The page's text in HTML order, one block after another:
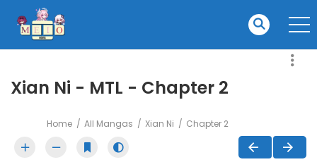
Xian Ni - MTL - Chapter 2
Home All Mangas Xian Ni Chapter 2